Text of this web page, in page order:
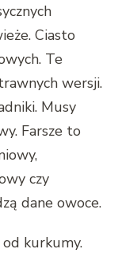
Ciasto
Te
wersji.
Musy
Farsze to
czy
dane owoce.
kurkumy.